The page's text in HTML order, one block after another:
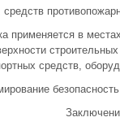
средств
применяется в
средств,